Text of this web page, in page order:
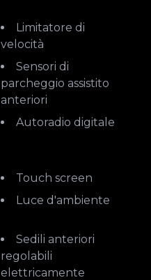
Limitatore di
velocità
Sensori di
parcheggio assistito
anteriori
Autoradio digitale
Touch screen
Luce d'ambiente
Sedili anteriori
regolabili
elettricamente